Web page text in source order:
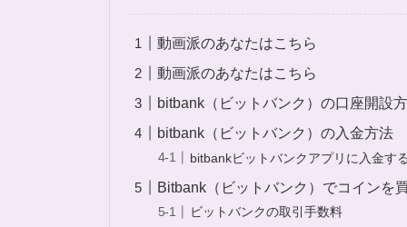
動画派のあなたはこちら
動画派のあなたはこちら
bitbank（ビットバンク）の口座開設
bitbank（ビットバンク）の入金方法
bitbankビットバンクアプリに入金する
Bitbank（ビットバンク）でコインを
ビットバンクの取引手数料